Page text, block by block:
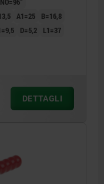
A1=25
B=16,8
D=5,2
L1=37
DETTAGLI